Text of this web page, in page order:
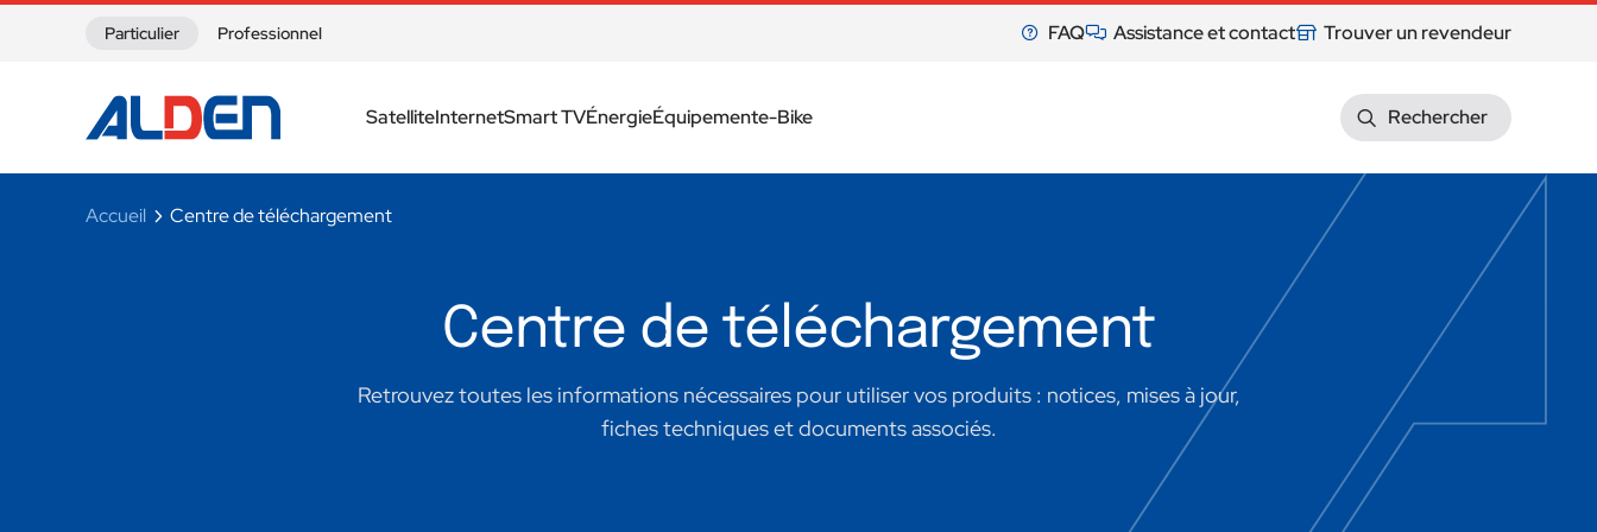
Skip to content
Particulier Professionnel FAQ Assistance et contact Trouver un revendeur
SatelliteInternetSmart TVÉnergieÉquipemente-Bike Rechercher
Accueil Centre de téléchargement
Centre de téléchargement
Retrouvez toutes les informations nécessaires pour utiliser vos produits : notices, mises à jour,
fiches techniques et documents associés.